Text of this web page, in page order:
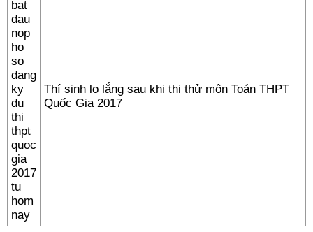
Thí sinh lo lắng sau khi thi thử môn Toán THPT
Quốc Gia 2017